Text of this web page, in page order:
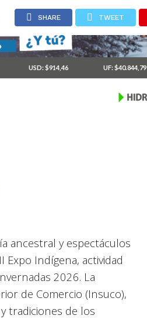
USD: $914,46 UF: $40.844,79
SHARE TWEET
ancestral y espectáculos
Indígena, actividad
2026. La
de Comercio (Insuco),
tradiciones de los